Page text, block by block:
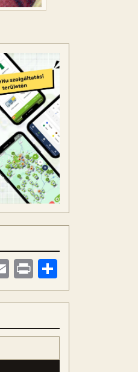
Email
Print
meg